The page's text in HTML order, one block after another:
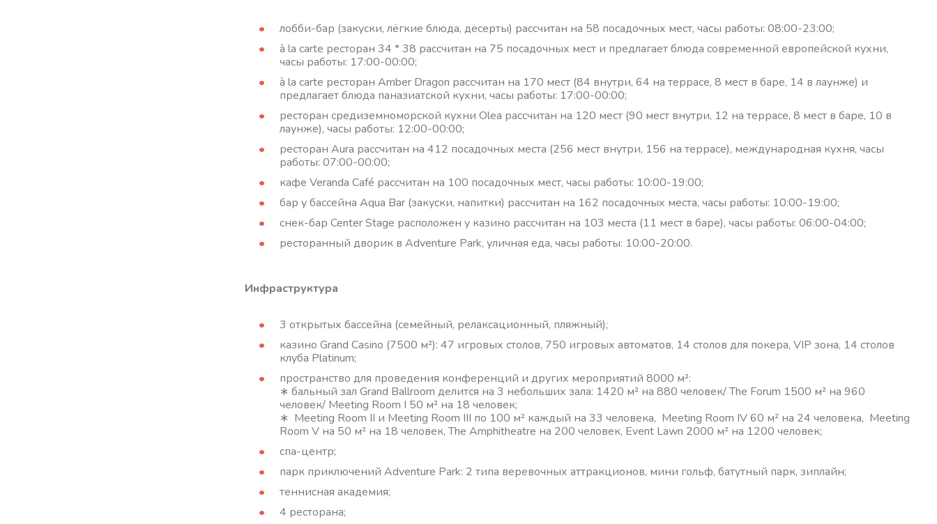
лобби-бар (закуски, лёгкие блюда, десерты) рассчитан на 58 посадочных мест, часы работы: 08:00-23:00;
à la carte ресторан 34 * 38 рассчитан на 75 посадочных мест и предлагает блюда современной европейской кухни,
часы работы: 17:00-00:00;
à la carte ресторан Amber Dragon рассчитан на 170 мест (84 внутри, 64 на террасе, 8 мест в баре, 14 в лаунже) и
предлагает блюда паназиатской кухни, часы работы: 17:00-00:00;
ресторан средиземноморской кухни Olea рассчитан на 120 мест (90 мест внутри, 12 на террасе, 8 мест в баре, 10 в
лаунже), часы работы: 12:00-00:00;
ресторан Aura рассчитан на 412 посадочных места (256 мест внутри, 156 на террасе), международная кухня, часы
работы: 07:00-00:00;
кафе Veranda Café рассчитан на 100 посадочных мест, часы работы: 10:00-19:00;
бар у бассейна Aqua Bar (закуски, напитки) рассчитан на 162 посадочных места, часы работы: 10:00-19:00;
снек-бар Center Stage расположен у казино рассчитан на 103 места (11 мест в баре), часы работы: 06:00-04:00;
ресторанный дворик в Adventure Park, уличная еда, часы работы: 10:00-20:00.
Инфраструктура
3 открытых бассейна (семейный, релаксационный, пляжный);
казино Grand Casino (7500 м²): 47 игровых столов, 750 игровых автоматов, 14 столов для покера, VIP зона, 14 столов
клуба Platinum;
пространство для проведения конференций и других мероприятий 8000 м²:
∗ бальный зал Grand Ballroom делится на 3 небольших зала: 1420 м² на 880 человек/ The Forum 1500 м² на 960
человек/ Meeting Room I 50 м² на 18 человек;
∗ Meeting Room II и Meeting Room III по 100 м² каждый на 33 человека, Meeting Room IV 60 м² на 24 человека, Meeting
Room V на 50 м² на 18 человек, The Amphitheatre на 200 человек, Event Lawn 2000 м² на 1200 человек;
спа-центр;
парк приключений Adventure Park: 2 типа веревочных аттракционов, мини гольф, батутный парк, зиплайн;
теннисная академия;
4 ресторана;